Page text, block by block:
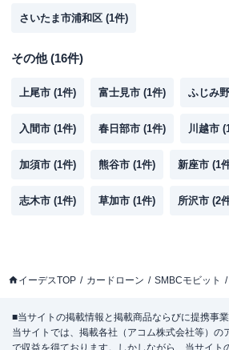
さいたま市浦和区 (1件)
その他(16件)
上尾市 (1件) 富士見市 (1件) ふじみ
入間市 (1件) 春日部市 (1件) 川越市 (
加須市 (1件) 熊谷市 (1件) 新座市 (1
志木市 (1件) 草加市 (1件) 所沢市 (2
イーデスTOP カードローン SMBCモビット
■当サイトの掲載情報と掲載商品ならびに提携事
当サイトでは、掲載各社（アコム株式会社等）の
で収益を得ております。しかしながら、当サイト